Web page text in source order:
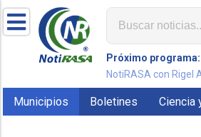
Próximo programa:
NotiRASA con Rigel
Municipios Boletines Ciencia